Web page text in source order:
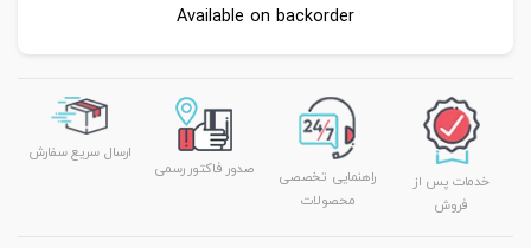
Available on backorder
خدمات پس از
فروش
راهنمایی تخصصی
محصولات
صدور فاکتور رسمی
ارسال سریع سفارش